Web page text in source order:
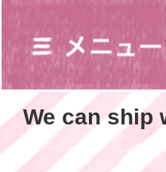
We can ship